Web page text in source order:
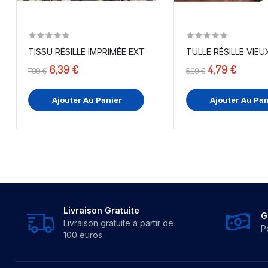
TISSU RÉSILLE IMPRIMÉE EXTENSIBLE AU MÈTRE
7,99 € 6,39 €
Ajouter Au Panier
5,99 € 4,79 €
Ajouter Au
Livraison Gratuite
Livraison gratuite à partir de
100 euros.